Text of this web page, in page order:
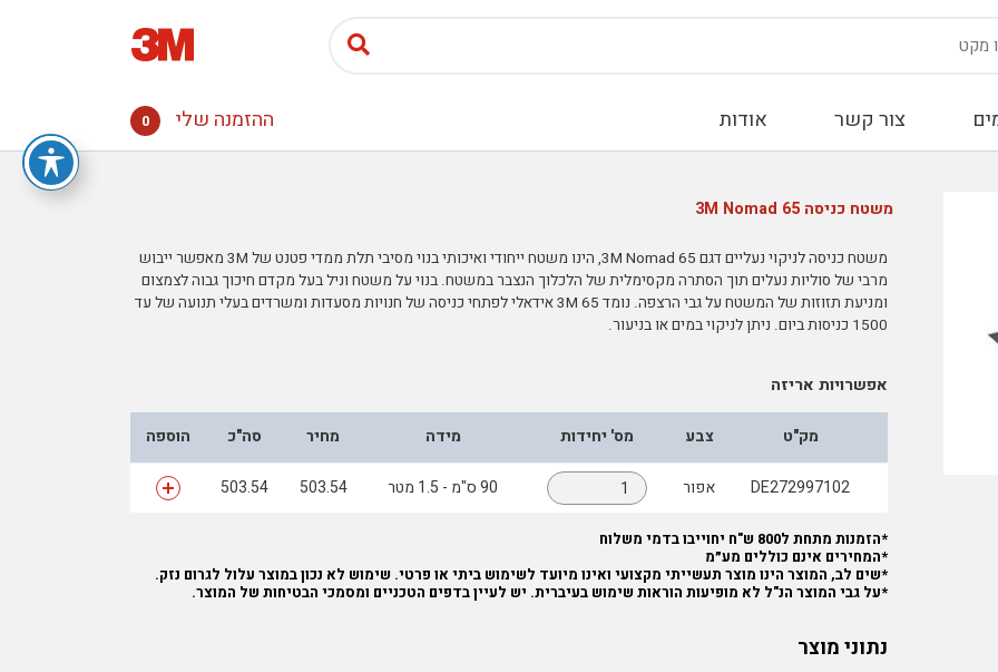
צור קשר אודות ההזמנה שלי 0
משטח כניסה 65 3M Nomad
משטח כניסה לניקוי נעליים דגם 3M Nomad 65, הינו משטח ייחודי ואיכותי בנוי מסיבי תלת ממדי פטנט של 3M מאפשר ייבוש
מרבי של סוליות נעלים תוך הסתרה מקסימלית של הלכלוך הנצבר במשטח. בנוי על משטח וניל בעל מקדם חיכוך גבוה לצמצום
ומניעת תזוזות של המשטח על גבי הרצפה. נומד 65 3M אידאלי לפתחי כניסה של חנויות מסעדות ומשרדים בעלי תנועה של עד
1500 כניסות ביום. ניתן לניקוי במים או בניעור.
אפשרויות אריזה
מק"ט צבע מס' יחידות מידה מחיר סה"כ הוספה
DE272997102 אפור 90 ס"מ - 1.5 מטר 503.54
503.54
*הזמנות מתחת ל800 ש"ח יחוייבו בדמי משלוח
*המחירים אינם כוללים מע״מ
*שים לב, המוצר הינו מוצר תעשייתי מקצועי ואינו מיועד לשימוש ביתי או פרטי. שימוש לא נכון במוצר עלול לגרום נזק.
*על גבי המוצר הנ"ל לא מופיעות הוראות שימוש בעיברית. יש לעיין בדפים הטכניים ומסמכי הבטיחות של המוצר.
נתוני מוצר